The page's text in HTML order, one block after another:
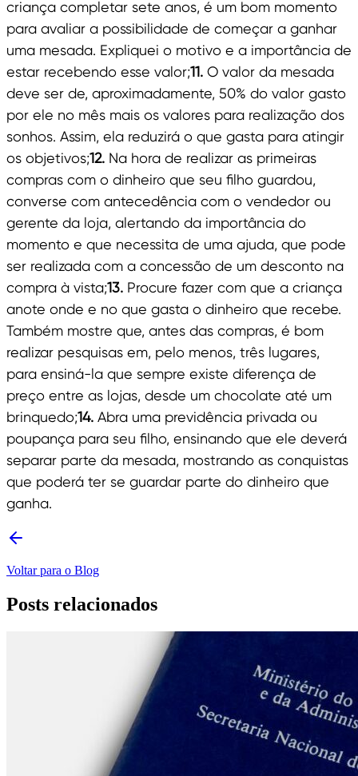
criança completar sete anos, é um bom momento
para avaliar a possibilidade de começar a ganhar
uma mesada. Expliquei o motivo e a importância de
estar recebendo esse valor;11. O valor da mesada
deve ser de, aproximadamente, 50% do valor gasto
por ele no mês mais os valores para realização dos
sonhos. Assim, ela reduzirá o que gasta para atingir
os objetivos;12. Na hora de realizar as primeiras
compras com o dinheiro que seu filho guardou,
converse com antecedência com o vendedor ou
gerente da loja, alertando da importância do
momento e que necessita de uma ajuda, que pode
ser realizada com a concessão de um desconto na
compra à vista;13. Procure fazer com que a criança
anote onde e no que gasta o dinheiro que recebe.
Também mostre que, antes das compras, é bom
realizar pesquisas em, pelo menos, três lugares,
para ensiná-la que sempre existe diferença de
preço entre as lojas, desde um chocolate até um
brinquedo;14. Abra uma previdência privada ou
poupança para seu filho, ensinando que ele deverá
separar parte da mesada, mostrando as conquistas
que poderá ter se guardar parte do dinheiro que
ganha.
Voltar para o Blog
Posts relacionados